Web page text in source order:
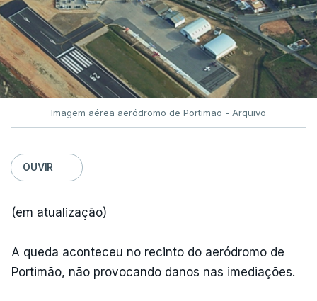
Imagem aérea aeródromo de Portimão - Arquivo
OUVIR
(em atualização)
A queda aconteceu no recinto do aeródromo de
Portimão, não provocando danos nas imediações.